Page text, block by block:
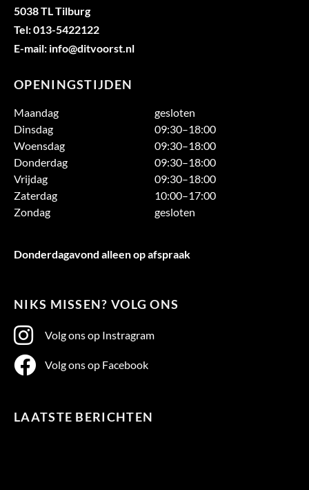
5038 TL Tilburg
Tel: 013-5422122
E-mail: info@ditvoorst.nl
OPENINGSTIJDEN
Maandag
gesloten
Dinsdag
09:30–18:00
Woensdag
09:30–18:00
Donderdag
09:30–18:00
Vrijdag
09:30–18:00
Zaterdag
10:00–17:00
Zondag
gesloten
Donderdagavond alleen op afspraak
NIKS MISSEN? VOLG ONS
Volg ons op Instragram
Volg ons op Facebook
LAATSTE BERICHTEN